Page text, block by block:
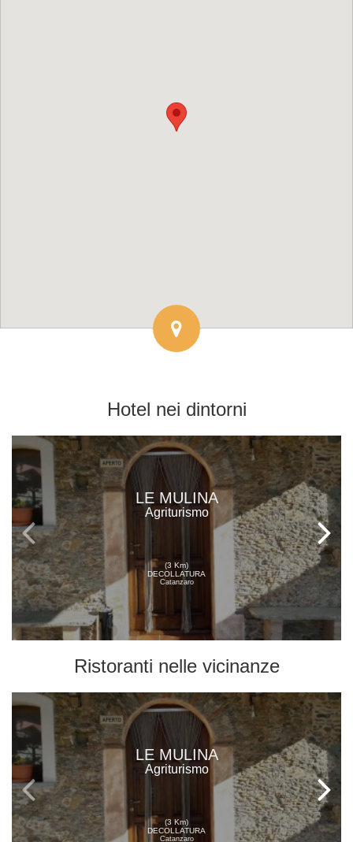
Hotel nei dintorni
LE MULINA
Agriturismo
(3 Km)
DECOLLATURA
Catanzaro
Ristoranti nelle vicinanze
LE MULINA
Agriturismo
(3 Km)
DECOLLATURA
Catanzaro